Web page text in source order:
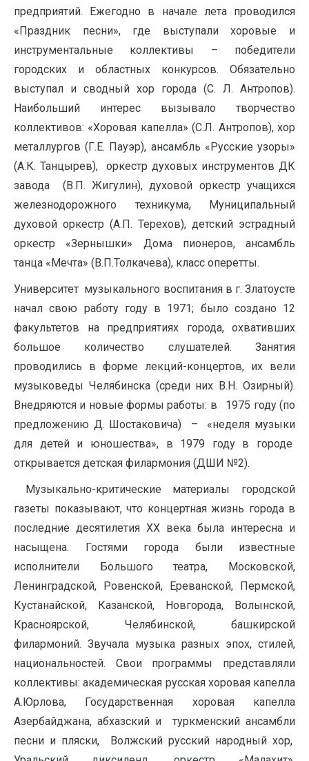
предприятий. Ежегодно в начале лета проводился
«Праздник песни», где выступали хоровые и
инструментальные коллективы – победители
городских и областных конкурсов. Обязательно
выступал и сводный хор города (С. Л. Антропов).
Наибольший интерес вызывало творчество
коллективов: «Хоровая капелла» (С.Л. Антропов), хор
металлургов (Г.Е. Пауэр), ансамбль «Русские узоры»
(А.К. Танцырев), оркестр духовых инструментов ДК
завода (В.П. Жигулин), духовой оркестр учащихся
железнодорожного техникума, Муниципальный
духовой оркестр (А.П. Терехов), детский эстрадный
оркестр «Зернышки» Дома пионеров, ансамбль
танца «Мечта» (В.П.Толкачева), класс оперетты.
Университет музыкального воспитания в г. Златоусте
начал свою работу году в 1971; было создано 12
факультетов на предприятиях города, охвативших
большое количество слушателей. Занятия
проводились в форме лекций-концертов, их вели
музыковеды Челябинска (среди них В.Н. Озирный).
Внедряются и новые формы работы: в 1975 году (по
предложению Д. Шостаковича) – «неделя музыки
для детей и юношества», в 1979 году в городе
открывается детская филармония (ДШИ №2).
Музыкально-критические материалы городской
газеты показывают, что концертная жизнь города в
последние десятилетия ХХ века была интересна и
насыщена. Гостями города были известные
исполнители Большого театра, Московской,
Ленинградской, Ровенской, Ереванской, Пермской,
Кустанайской, Казанской, Новгорода, Волынской,
Красноярской, Челябинской, башкирской
филармоний. Звучала музыка разных эпох, стилей,
национальностей. Свои программы представляли
коллективы: академическая русская хоровая капелла
А.Юрлова, Государственная хоровая капелла
Азербайджана, абхазский и туркменский ансамбли
песни и пляски, Волжский русский народный хор,